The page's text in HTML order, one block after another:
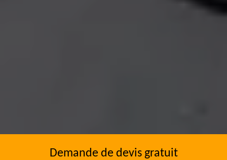
Demande de devis gratuit